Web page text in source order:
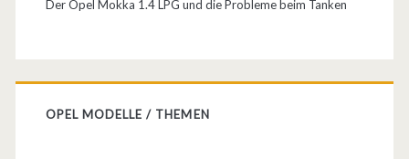
Der Opel Mokka 1.4 LPG und die Probleme beim Tanken
OPEL MODELLE / THEMEN